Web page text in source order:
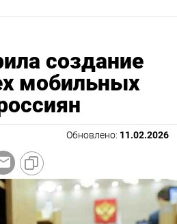
создание
мобильных
Обновлено: 11.02.2026